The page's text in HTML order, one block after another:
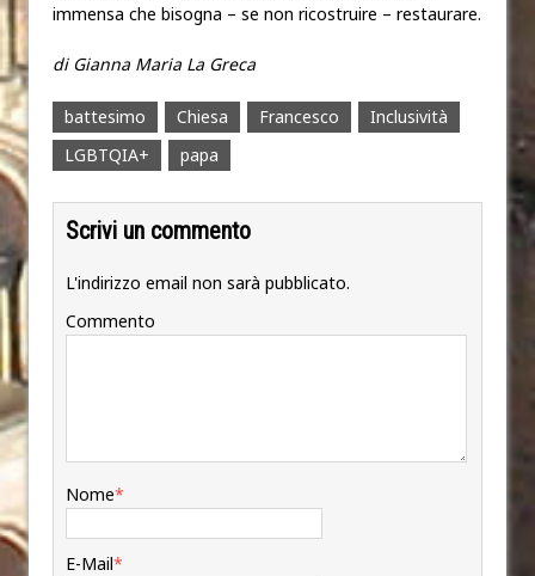
immensa che bisogna – se non ricostruire – restaurare.
di Gianna Maria La Greca
battesimo Chiesa Francesco
Inclusività
LGBTQIA+
papa
Scrivi un commento
L'indirizzo email non sarà pubblicato.
Commento
Nome*
E-Mail*